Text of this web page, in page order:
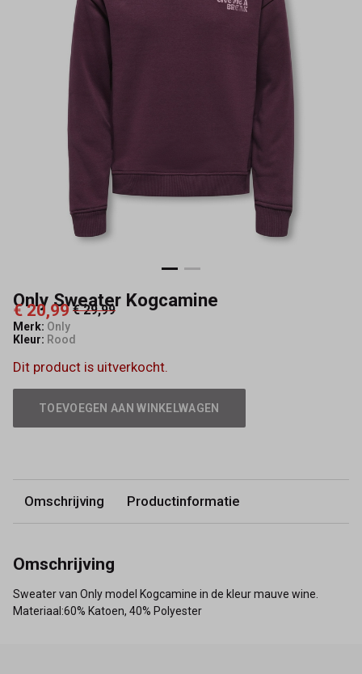
Only Sweater Kogcamine
€ 20,99 € 29,99
Merk: Only
Kleur: Rood
Dit product is uitverkocht.
TOEVOEGEN AAN WINKELWAGEN
Omschrijving Productinformatie
Omschrijving
Sweater van Only model Kogcamine in de kleur mauve wine.
Materiaal:60% Katoen, 40% Polyester